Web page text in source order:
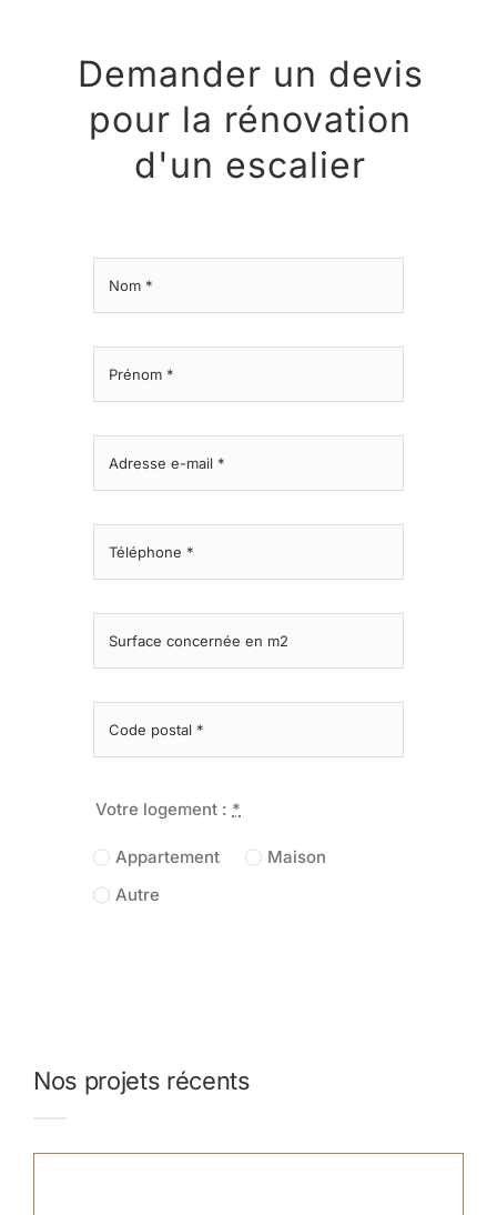
Demander un devis
pour la rénovation
d'un escalier
Votre logement : *
Appartement
Maison
Autre
Nos projets récents